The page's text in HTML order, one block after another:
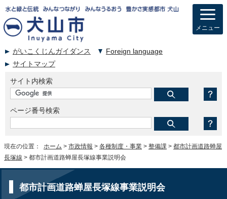
がいこくじんガイダンス
Foreign language
サイトマップ
サイト内検索
ページ番号検索
メニュー
現在の位置： ホーム > 市政情報 > 各種制度・事業 > 整備課 > 都市計画道路蝉屋
長塚線 > 都市計画道路蝉屋長塚線事業説明会
都市計画道路蝉屋長塚線事業説明会